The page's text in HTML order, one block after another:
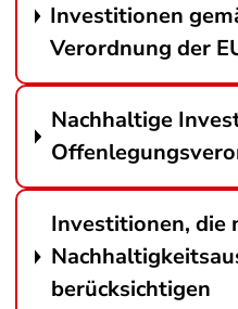
Investitionen
Verordnung der
Nachhaltige
Investitionen, die
berücksichtigen